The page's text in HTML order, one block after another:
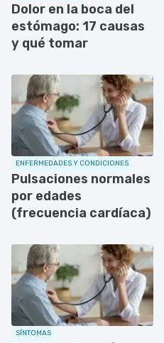
Dolor en la boca del
estómago: 17 causas
y qué tomar
ENFERMEDADES Y CONDICIONES
Pulsaciones normales
por edades
(frecuencia cardíaca)
SÍNTOMAS